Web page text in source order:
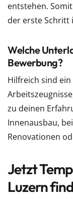
entstehen.
der erste Schritt
Welche
Bewerbung?
Hilfreich sind
zu deinen
Innenausbau,
Renovationen
Jetzt
Luzern